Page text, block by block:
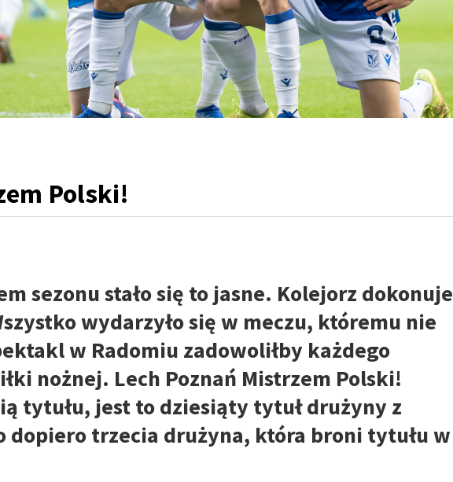
Polski!
sezonu stało się to jasne. Kolejorz dokonuje
wydarzyło się w meczu, któremu nie
w Radomiu zadowoliłby każdego
nożnej. Lech Poznań Mistrzem Polski!
tytułu, jest to dziesiąty tytuł drużyny z
dopiero trzecia drużyna, która broni tytułu w